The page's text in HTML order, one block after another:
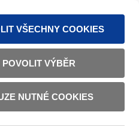
VŠECHNY COOKIES
POVOLIT VÝBĚR
NUTNÉ COOKIES
ČESKY ENGLISH